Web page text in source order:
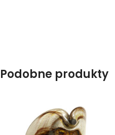
Podobne produkty